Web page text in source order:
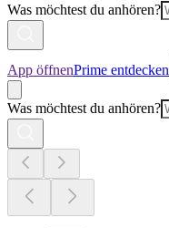
Was möchtest du anhören?
App öffnenPrime entdecken
Was möchtest du anhören?